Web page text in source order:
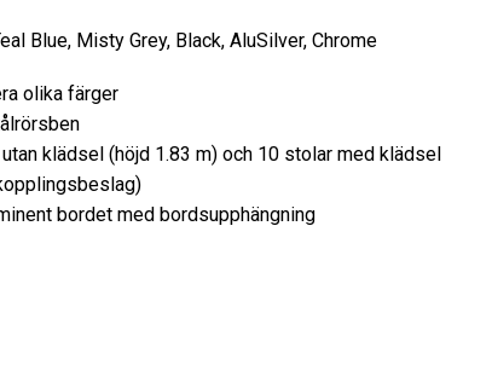
Blue, Misty Grey, Black, AluSilver, Chrome
olika färger
klädsel (höjd 1.83 m) och 10 stolar med klädsel
bordet med bordsupphängning